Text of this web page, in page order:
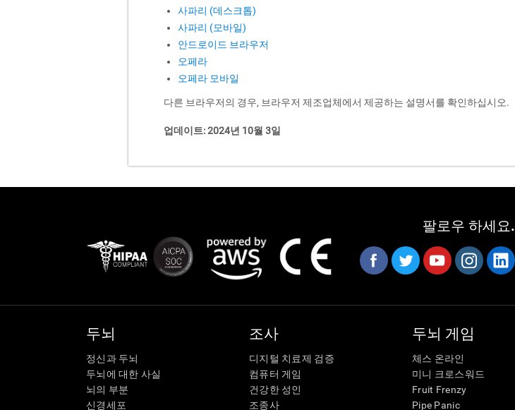
사파리 (데스크톱)
사파리 (모바일)
안드로이드 브라우저
오페라
오페라 모바일
다른 브라우저의 경우, 브라우저 제조업체에서 제공하는 설명서를 확인하십시오.
업데이트: 2024년 10월 3일
팔로우 하세요.
두뇌
정신과 두뇌
두뇌에 대한 사실
뇌의 부분
신경세포
조사
디지털 치료제 검증
컴퓨터 게임
건강한 성인
조종사
두뇌 게임
체스 온라인
미니 크로스워드
Fruit Frenzy
Pipe Panic